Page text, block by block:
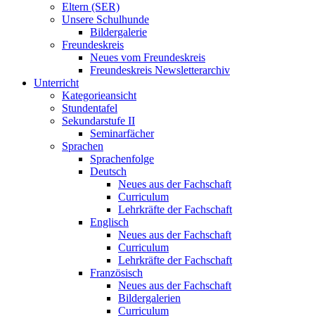
Eltern (SER)
Unsere Schulhunde
Bildergalerie
Freundeskreis
Neues vom Freundeskreis
Freundeskreis Newsletterarchiv
Unterricht
Kategorieansicht
Stundentafel
Sekundarstufe II
Seminarfächer
Sprachen
Sprachenfolge
Deutsch
Neues aus der Fachschaft
Curriculum
Lehrkräfte der Fachschaft
Englisch
Neues aus der Fachschaft
Curriculum
Lehrkräfte der Fachschaft
Französisch
Neues aus der Fachschaft
Bildergalerien
Curriculum